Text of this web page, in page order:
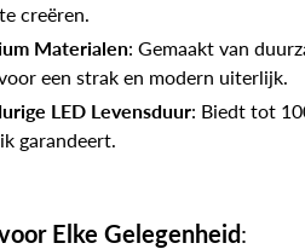
creëren.
Materialen: Gemaakt van
een strak en modern uiterlijk.
LED Levensduur: Biedt tot
garandeert.
Elke Gelegenheid: